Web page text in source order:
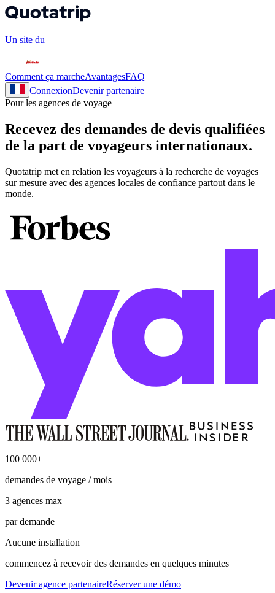
Un site du
Comment ça marcheAvantagesFAQ
ConnexionDevenir partenaire
Pour les agences de voyage
Recevez des demandes de devis qualifiées
de la part de voyageurs internationaux.
Quotatrip met en relation les voyageurs à la recherche de voyages
sur mesure avec des agences locales de confiance partout dans le
monde.
100 000+
demandes de voyage / mois
3 agences max
par demande
Aucune installation
commencez à recevoir des demandes en quelques minutes
Devenir agence partenaireRéserver une démo